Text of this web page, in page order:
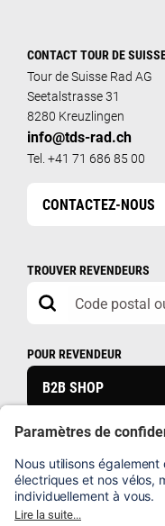
CONTACT TOUR DE
Tour de Suisse Rad AG
Seetalstrasse 31
8280 Kreuzlingen
info@tds-rad.ch
Tel. +41 71 686 85 00
CONTACTEZ-NOUS
TROUVER REVENDEURS
POUR REVENDEUR
B2B SHOP